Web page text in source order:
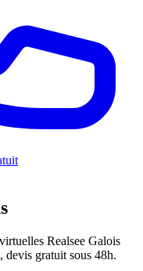
Realsee Galois
devis gratuit sous 48h.